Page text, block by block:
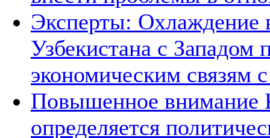
Эксперты: Охлаждение
Узбекистана с
экономическим связям
Повышенное внимание
определяется